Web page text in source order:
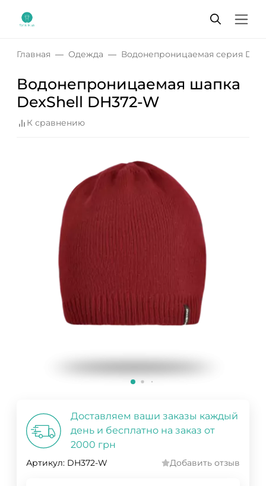
Главная Одежда Водонепроницаемая серия
Водонепроницаемая шапка
DexShell DH372-W
К сравнению
Доставляем ваши заказы каждый
день и бесплатно на заказ от
2000 грн
Артикул: DH372-W Добавить отзыв